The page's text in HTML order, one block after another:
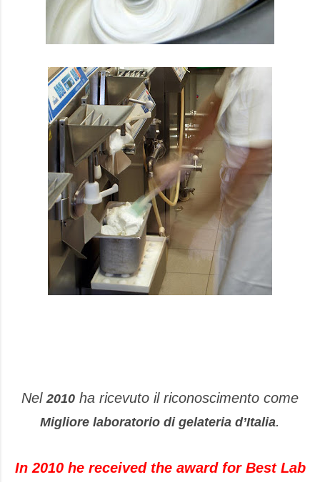
Nel 2010 ha ricevuto il riconoscimento come
Migliore laboratorio di gelateria dʼItalia.
In 2010 he received the award for Best Lab